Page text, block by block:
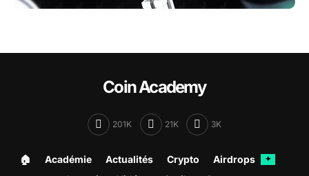
Coin Academy
201K 21K 3K
🏠︎ Académie Actualités Crypto Airdrops ✦